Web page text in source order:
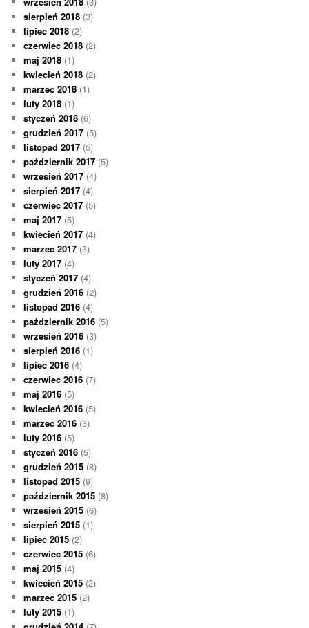
sierpień 2018 (3)
lipiec 2018 (2)
czerwiec 2018 (2)
maj 2018 (1)
kwiecień 2018 (2)
marzec 2018 (1)
luty 2018 (1)
styczeń 2018 (6)
grudzień 2017 (5)
listopad 2017 (5)
październik 2017 (5)
wrzesień 2017 (4)
sierpień 2017 (4)
czerwiec 2017 (5)
maj 2017 (5)
kwiecień 2017 (4)
marzec 2017 (3)
luty 2017 (4)
styczeń 2017 (4)
grudzień 2016 (2)
listopad 2016 (4)
październik 2016 (5)
wrzesień 2016 (3)
sierpień 2016 (1)
lipiec 2016 (4)
czerwiec 2016 (7)
maj 2016 (5)
kwiecień 2016 (5)
marzec 2016 (3)
luty 2016 (5)
styczeń 2016 (5)
grudzień 2015 (8)
listopad 2015 (9)
październik 2015 (8)
wrzesień 2015 (6)
sierpień 2015 (1)
lipiec 2015 (2)
czerwiec 2015 (6)
maj 2015 (4)
kwiecień 2015 (2)
marzec 2015 (2)
luty 2015 (1)